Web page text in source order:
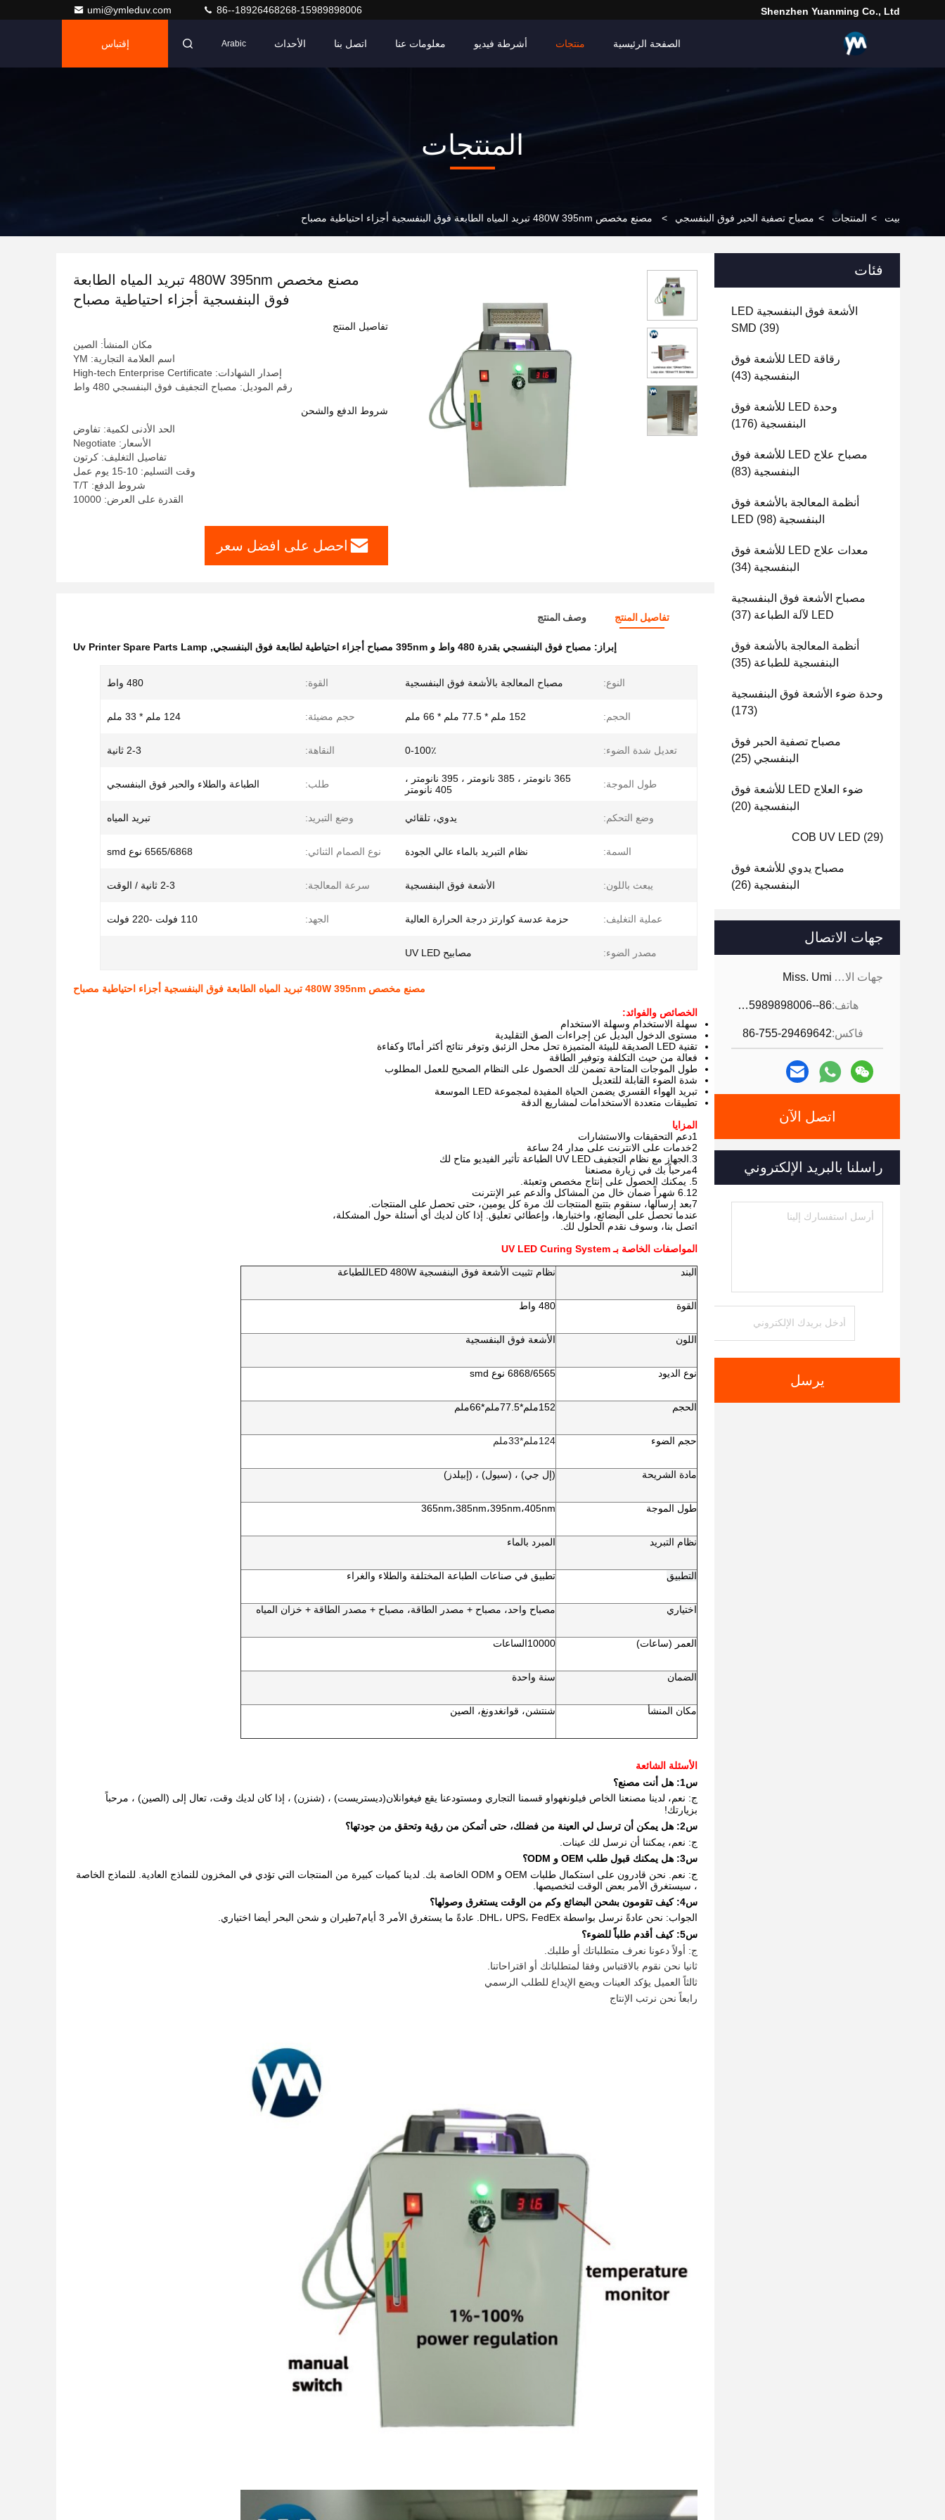
Shenzhen Yuanming Co., Ltd
umi@ymleduv.com 86--18926468268-15989898006
الصفحة الرئيسية منتجات أشرطة فيديو معلومات عنا اتصل بنا الأحداث Arabic إقتباس
المنتجات
بيت > المنتجات > مصباح تصفية الحبر فوق البنفسجي > مصنع مخصص 480W 395nm تبريد المياه الطابعة فوق البنفسجية أجزاء احتياطية مصباح
فئات
الأشعة فوق البنفسجية LED
SMD (39)
رقاقة LED للأشعة فوق
البنفسجية (43)
وحدة LED للأشعة فوق
البنفسجية (176)
مصباح علاج LED للأشعة فوق
البنفسجية (83)
أنظمة المعالجة بالأشعة فوق
البنفسجية LED (98)
معدات علاج LED للأشعة فوق
البنفسجية (34)
مصباح الأشعة فوق البنفسجية
LED لآلة الطباعة
(37)
أنظمة المعالجة بالأشعة فوق
البنفسجية للطباعة (35)
وحدة ضوء الأشعة فوق البنفسجية
(173)
مصباح تصفية الحبر فوق
البنفسجي (25)
ضوء العلاج LED للأشعة فوق
البنفسجية (20)
COB UV LED (29)
مصباح يدوي للأشعة فوق
البنفسجية (26)
جهات الاتصال
جهات الاتصال: Miss. Umi
هاتف: 86--18926468268-15989898006
فاكس:86-755-29469642
اتصل الآن
راسلنا بالبريد الإلكتروني
يرسل
مصنع مخصص 480W 395nm تبريد المياه الطابعة
فوق البنفسجية أجزاء احتياطية مصباح
تفاصيل المنتج
مكان المنشأ: الصين
اسم العلامة التجارية: YM
إصدار الشهادات: High-tech Enterprise Certificate
رقم الموديل: مصباح التجفيف فوق البنفسجي 480 واط
شروط الدفع والشحن
الحد الأدنى لكمية: تفاوض
الأسعار: Negotiate
تفاصيل التغليف: كرتون
وقت التسليم: 10-15 يوم عمل
شروط الدفع: T/T
القدرة على العرض: 10000
احصل على افضل سعر
تفاصيل المنتج وصف المنتج
إبراز: مصباح فوق البنفسجي بقدرة 480 واط و 395nm مصباح أجزاء احتياطية لطابعة فوق البنفسجي ,
Uv Printer Spare Parts Lamp
النوع: مصباح المعالجة بالأشعة فوق البنفسجية القوة: 480 واط
الحجم: 152 ملم * 77.5 ملم * 66 ملم حجم مضيئة: 124 ملم * 33 ملم
تعديل شدة الضوء: 0-100٪ النقاهة: 2-3 ثانية
طول الموجة:
365 نانومتر ، 385 نانومتر ، 395 نانومتر ،
405 نانومتر
طلب: الطباعة والطلاء والحبر فوق البنفسجي
وضع التحكم: يدوي، تلقائي وضع التبريد: تبريد المياه
السمة: نظام التبريد بالماء عالي الجودة نوع الصمام الثنائي: 6565/6868 نوع smd
يبعث باللون: الأشعة فوق البنفسجية سرعة المعالجة: 2-3 ثانية / الوقت
عملية التغليف: حزمة عدسة كوارتز درجة الحرارة العالية الجهد: 110 فولت -220 فولت
مصدر الضوء: مصابيح UV LED
مصنع مخصص 480W 395nm تبريد المياه الطابعة فوق البنفسجية أجزاء احتياطية مصباح
الخصائص والفوائد:
سهلة الاستخدام وسهلة الاستخدام
مستوى الدخول البديل عن إجراءات الصق التقليدية
تقنية LED الصديقة للبيئة المتميزة تحل محل الزئبق وتوفر نتائج أكثر أمانًا وكفاءة
فعالة من حيث التكلفة وتوفير الطاقة
طول الموجات المتاحة تضمن لك الحصول على النظام الصحيح للعمل المطلوب
شدة الضوء القابلة للتعديل
تبريد الهواء القسري يضمن الحياة المفيدة لمجموعة LED الموسعة
تطبيقات متعددة الاستخدامات لمشاريع الدقة
المزايا
1دعم التحقيقات والاستشارات
2خدمات على الانترنت على مدار 24 ساعة
3.الجهاز مع نظام التجفيف UV LED الطباعة تأثير الفيديو متاح لك
4مرحباً بك في زيارة مصنعنا
5. يمكنك الحصول على إنتاج مخصص وتعبئة.
6.12 شهراً ضمان خال من المشاكل والدعم عبر الإنترنت
7بعد إرسالها، سنقوم بتتبع المنتجات لك مرة كل يومين، حتى تحصل على المنتجات.
عندما تحصل على البضائع، واختبارها، وإعطائي تعليق. إذا كان لديك أي أسئلة حول المشكلة،
اتصل بنا، وسوف نقدم الحلول لك.
المواصفات الخاصة بـ UV LED Curing System
البند نظام تثبيت الأشعة فوق البنفسجية LED 48 0W للطباعة
القوة 480 واط
اللون الأشعة فوق البنفسجية
نوع الديود 6868/6565 نوع smd
الحجم 152ملم*77.5ملم*66ملم
حجم الضوء 124ملم*33ملم
مادة الشريحة (إل جي) ، (سيول) ، (إبيلدز)
طول الموجة 365nm،385nm،395nm،405nm
نظام التبريد المبرد بالماء
التطبيق تطبيق في صناعات الطباعة المختلفة والطلاء والغراء
اختياري مصباح واحد، مصباح + مصدر الطاقة، مصباح + مصدر الطاقة + خزان المياه
العمر (ساعات) 10000الساعات
الضمان سنة واحدة
مكان المنشأ شنتشن، قوانغدونغ، الصين
الأسئلة الشائعة
س1: هل أنت مصنع؟
ج: نعم، لدينا مصنعنا الخاص فيلونغهواو قسمنا التجاري ومستودعنا يقع فيغوانلان(ديستريست) ، (شنزن) ، إذا كان لديك وقت، تعال إلى (الصين) ، مرحباً
بزيارتك!
س2: هل يمكن أن ترسل لي العينة من فضلك، حتى أتمكن من رؤية وتحقق من جودتها؟
ج: نعم، يمكننا أن نرسل لك عينات
س3: هل يمكنك قبول طلب OEM و ODM؟
ج: نعم. نحن قادرون على استكمال طلبات OEM و ODM الخاصة بك. لدينا كميات كبيرة من المنتجات التي تؤدي في المخزون للنماذج العادية. للنماذج الخاصة
، سيستغرق الأمر بعض الوقت لتخصيصها.
س4: كيف تقومون بشحن البضائع وكم من الوقت يستغرق وصولها؟
الجواب: نحن عادةً نرسل بواسطة DHL، UPS، FedEx. عادةً ما يستغرق الأمر 3 أيام
7طيران و شحن البحر أيضا اختياري.
س5: كيف أقدم طلباً للضوء؟
ج: أولاً دعونا نعرف متطلباتك أو طلبك.
ثانيا نحن نقوم بالاقتباس وفقا لمتطلباتك أو اقتراحاتنا.
ثالثاً العميل يؤكد العينات ويضع الإيداع للطلب الرسمي
رابعاً نحن نرتب الإنتاج